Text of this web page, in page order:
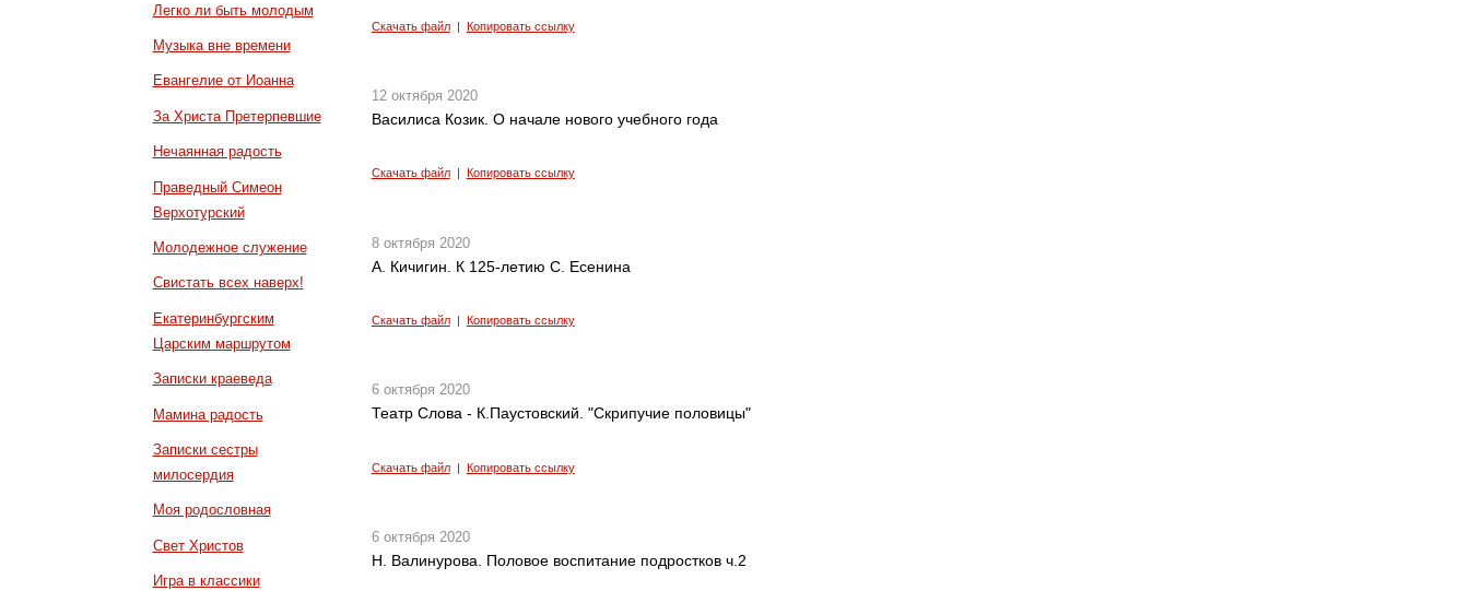
Легко ли быть молодым
Музыка вне времени
Евангелие от Иоанна
За Христа Претерпевшие
Нечаянная радость
Праведный Симеон
Верхотурский
Молодежное служение
Свистать всех наверх!
Екатеринбургским
Царским маршрутом
Записки краеведа
Мамина радость
Записки сестры
милосердия
Моя родословная
Свет Христов
Игра в классики
Скачать файл| Копировать ссылку
12 октября 2020
Василиса Козик. О начале нового учебного года
Скачать файл| Копировать ссылку
8 октября 2020
А. Кичигин. К 125-летию С. Есенина
Скачать файл| Копировать ссылку
6 октября 2020
Театр Слова - К.Паустовский. "Скрипучие половицы"
Скачать файл| Копировать ссылку
6 октября 2020
Н. Валинурова. Половое воспитание подростков ч.2